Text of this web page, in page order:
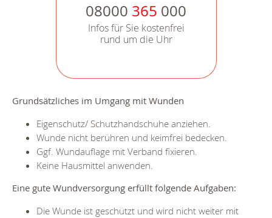
08000 365 000
Infos für Sie kostenfrei
rund um die Uhr
Grundsätzliches im Umgang mit Wunden
Eigenschutz/ Schutzhandschuhe anziehen.
Wunde nicht berühren und keimfrei bedecken.
Ggf. Wundauflage mit Verband fixieren.
Keine Hausmittel anwenden.
Eine gute Wundversorgung erfüllt folgende Aufgaben:
Die Wunde ist geschützt und wird nicht weiter mit